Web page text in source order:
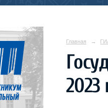
Главная →
2023